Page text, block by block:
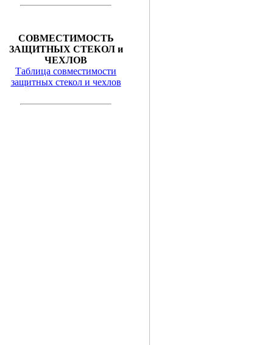
СОВМЕСТИМОСТЬ
ЗАЩИТНЫХ СТЕКОЛ и
ЧЕХЛОВ
Таблица совместимости
защитных стекол и чехлов